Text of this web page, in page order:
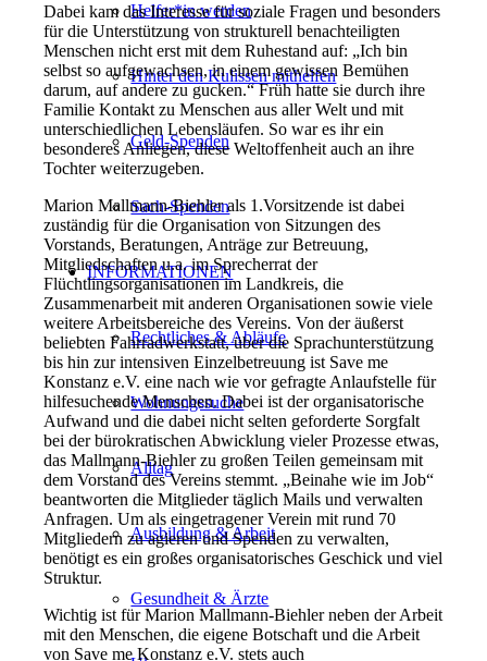
Helfer*in werden
Hinter den Kulissen mithelfen
Geld-Spenden
Sach-Spenden
INFORMATIONEN
Rechtliches & Abläufe
Wohnungssuche
Alltag
Ausbildung & Arbeit
Gesundheit & Ärzte
Dabei kam das Interesse für soziale Fragen und besonders
für die Unterstützung von strukturell benachteiligten
Menschen nicht erst mit dem Ruhestand auf: „Ich bin
selbst so aufgewachsen, in einem gewissen Bemühen
darum, auf andere zu gucken.“ Früh hatte sie durch ihre
Familie Kontakt zu Menschen aus aller Welt und mit
unterschiedlichen Lebensläufen. So war es ihr ein
besonderes Anliegen, diese Weltoffenheit auch an ihre
Tochter weiterzugeben.
Marion Mallmann-Biehler als 1.Vorsitzende ist dabei
zuständig für die Organisation von Sitzungen des
Vorstands, Beratungen, Anträge zur Betreuung,
Mitgliedschaften u.a. im Sprecherrat der
Flüchtlingsorganisationen im Landkreis, die
Zusammenarbeit mit anderen Organisationen sowie viele
weitere Arbeitsbereiche des Vereins. Von der äußerst
beliebten Fahrradwerkstatt, über die Sprachunterstützung
bis hin zur intensiven Einzelbetreuung ist Save me
Konstanz e.V. eine nach wie vor gefragte Anlaufstelle für
hilfesuchende Menschen. Dabei ist der organisatorische
Aufwand und die dabei nicht selten geforderte Sorgfalt
bei der bürokratischen Abwicklung vieler Prozesse etwas,
das Mallmann-Biehler zu großen Teilen gemeinsam mit
dem Vorstand des Vereins stemmt. „Beinahe wie im Job“
beantworten die Mitglieder täglich Mails und verwalten
Anfragen. Um als eingetragener Verein mit rund 70
Mitgliedern zu agieren und Spenden zu verwalten,
benötigt es ein großes organisatorisches Geschick und viel
Struktur.
Wichtig ist für Marion Mallmann-Biehler neben der Arbeit
mit den Menschen, die eigene Botschaft und die Arbeit
von Save me Konstanz e.V. stets auch